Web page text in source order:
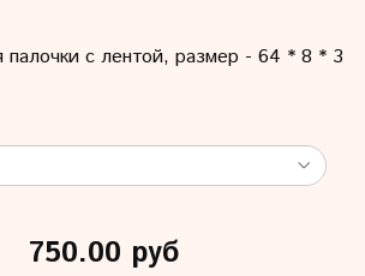
палочки с лентой, размер - 64 * 8 * 3
750.00 руб